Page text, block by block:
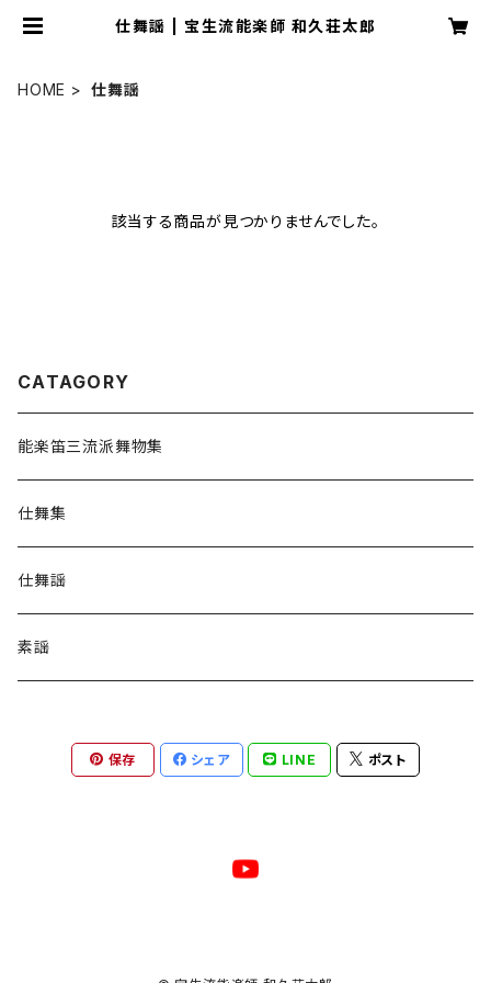
仕舞謡 | 宝生流能楽師 和久荘太郎
HOME 仕舞謡
該当する商品が見つかりませんでした。
CATAGORY
能楽笛三流派舞物集
仕舞集
仕舞謡
素謡
保存 シェア LINE ポスト